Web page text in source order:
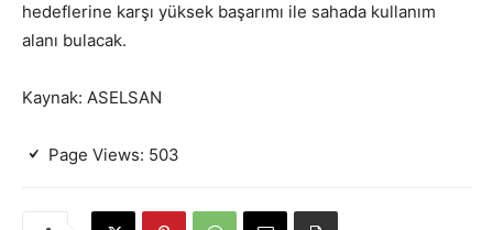
hedeflerine karşı yüksek başarımı ile sahada kullanım
alanı bulacak.
Kaynak: ASELSAN
Page Views: 503